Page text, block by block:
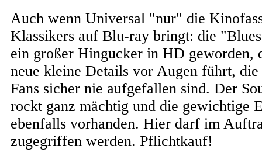
Auch wenn Universal "nur" die
Klassikers auf Blu-ray bringt: die
ein großer Hingucker in HD geworden,
neue kleine Details vor Augen führt, die
Fans sicher nie aufgefallen sind. Der
rockt ganz mächtig und die gewichtige
ebenfalls vorhanden. Hier darf im
zugegriffen werden. Pflichtkauf!